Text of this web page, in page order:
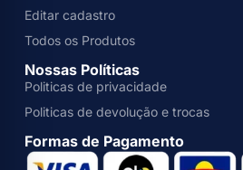
Editar cadastro
Todos os Produtos
Nossas Políticas
Politicas de privacidade
Politicas de devolução e trocas
Formas de Pagamento